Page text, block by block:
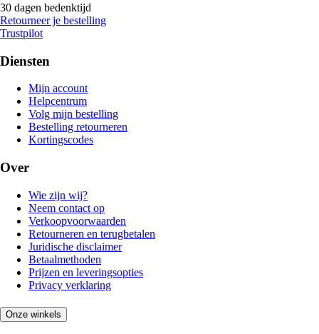
30 dagen bedenktijd
Retourneer je bestelling
Trustpilot
Diensten
Mijn account
Helpcentrum
Volg mijn bestelling
Bestelling retourneren
Kortingscodes
Over
Wie zijn wij?
Neem contact op
Verkoopvoorwaarden
Retourneren en terugbetalen
Juridische disclaimer
Betaalmethoden
Prijzen en leveringsopties
Privacy verklaring
Onze winkels